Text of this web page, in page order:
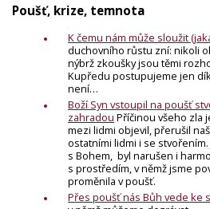
Poušť, krize, temnota
K čemu nám může sloužit
duchovního růstu zní: nikoli
nýbrž zkoušky jsou těmi
Kupředu postupujeme jen
není…
Boží Syn vstoupil na poušť
zahradou Příčinou všeho zla
mezi lidmi objevil, přerušil
ostatními lidmi i se
s Bohem, byl narušen i
s prostředím, v němž jsme
proměnila v poušť.
Přes poušť nás Bůh vede ke